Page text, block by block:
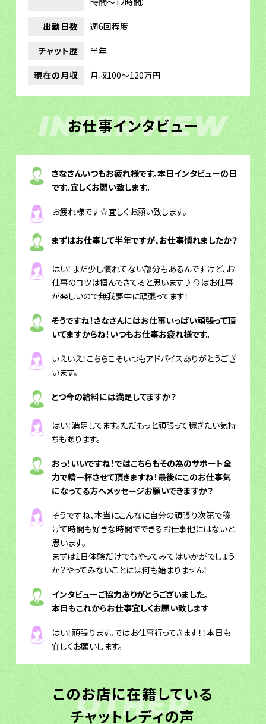
出勤日数 週6回程度
チャット歴 半年
現在の月収 月収100～120万円
お仕事インタビュー
INTERVIEW
さなさんいつもお疲れ様です。本日インタビューの日
です。宜しくお願い致します。
お疲れ様です☆宜しくお願い致します。
まずはお仕事して半年ですが、お仕事慣れましたか？
はい！まだ少し慣れてない部分もあるんですけど、お
仕事のコツは掴んできてると思います♪今はお仕事
が楽しいので無我夢中に頑張ってます！
そうですね！さなさんにはお仕事いっぱい頑張って頂
いてますからね！いつもお仕事お疲れ様です。
いえいえ！こちらこそいつもアドバイスありがとうござ
います。
とつ今の給料には満足してますか？
はい！満足してます。ただもっと頑張って稼ぎたい気持
ちもあります。
おっ！いいですね！ではこちらもその為のサポート全
力で精一杯させて頂きますね！最後にこのお仕事気
になってる方へメッセージお願いできますか？
そうですね、本当にこんなに自分の頑張り次第で稼
げて時間も好きな時間でできるお仕事他にはないと
思います。
まずは1日体験だけでもやってみてはいかがでしょう
か？やってみないことには何も始まりません！
インタビューご協力ありがとうございました。
本日もこれからお仕事宜しくお願い致します
はい！頑張ります。ではお仕事行ってきます！！本日も
宜しくお願いします。
このお店に在籍している
チャットレディの声
OTHER